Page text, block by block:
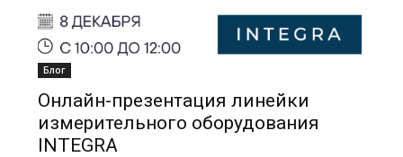
Блог
Онлайн-презентация линейки
измерительного оборудования
INTEGRA